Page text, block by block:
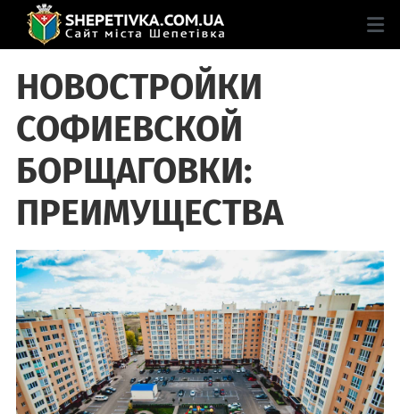
НОВОСТРОЙКИ
СОФИЕВСКОЙ
БОРЩАГОВКИ:
ПРЕИМУЩЕСТВА